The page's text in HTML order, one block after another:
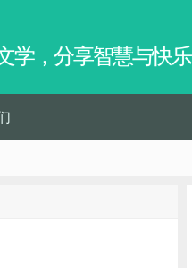
学，分享智慧与快乐